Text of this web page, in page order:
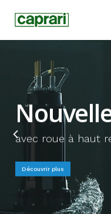
main
avec roue à haut
Découvrir plus